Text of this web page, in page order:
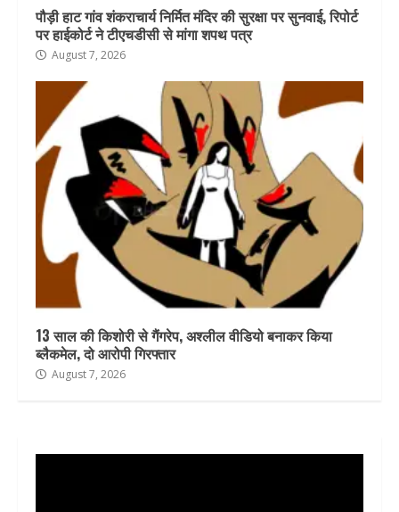
पौड़ी हाट गांव शंकराचार्य निर्मित मंदिर की सुरक्षा पर सुनवाई, रिपोर्ट
पर हाईकोर्ट ने टीएचडीसी से मांगा शपथ पत्र
August 7, 2026
13 साल की किशोरी से गैंगरेप, अश्लील वीडियो बनाकर किया
ब्लैकमेल, दो आरोपी गिरफ्तार
August 7, 2026